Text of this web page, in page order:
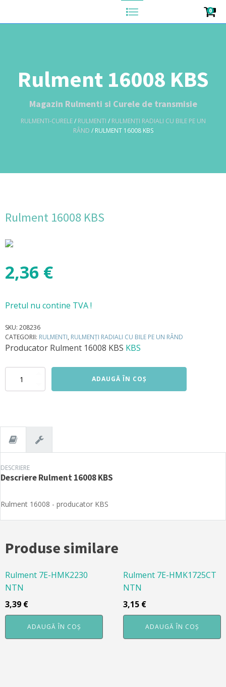
0
Rulment 16008 KBS
Magazin Rulmenti si Curele de transmisie
RULMENTI-CURELE/ RULMENTI / RULMENȚI RADIALI CU BILE PE UN
RÂND / RULMENT 16008 KBS
Rulment 16008 KBS
2,36 €
Pretul nu contine TVA !
SKU: 208236
CATEGORII: RULMENTI, RULMENȚI RADIALI CU BILE PE UN RÂND
Producator Rulment 16008 KBS KBS
Cantitate
ADAUGĂ ÎN COȘ
DESCRIERE
DescriereRulment 16008 KBS
Rulment 16008 - producator KBS
Produse similare
Rulment 7E-HMK2230
NTN
3,39 €
ADAUGĂ ÎN COȘ
Rulment 7E-HMK1725CT
NTN
3,15 €
ADAUGĂ ÎN COȘ